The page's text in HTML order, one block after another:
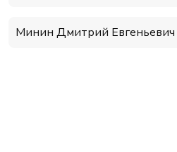
Минин Дмитрий Евгеньевич